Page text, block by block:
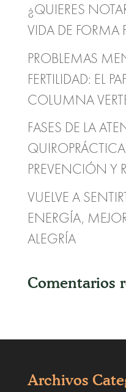
¿QUIERES
VIDA DE FORMA
PROBLEMAS
FERTILIDAD: EL
COLUMNA
FASES DE LA
PREVENCIÓN Y
VUELVE A
ENERGÍA,
ALEGRÍA
Comentarios
Archivos